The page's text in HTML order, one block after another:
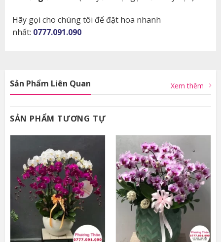
Hãy gọi cho chúng tôi để đặt hoa nhanh
nhất: 0777.091.090
Sản Phẩm Liên Quan Xem thêm
SẢN PHẨM TƯƠNG TỰ